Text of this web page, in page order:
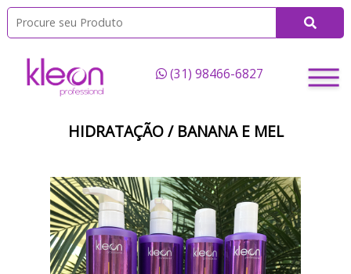
(31) 98466-6827
HIDRATAÇÃO / BANANA E MEL